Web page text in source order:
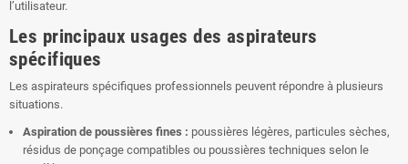
l’utilisateur.
Les principaux usages des aspirateurs
spécifiques
Les aspirateurs spécifiques professionnels peuvent répondre à plusieurs
situations.
Aspiration de poussières fines : poussières légères, particules sèches,
résidus de ponçage compatibles ou poussières techniques selon le